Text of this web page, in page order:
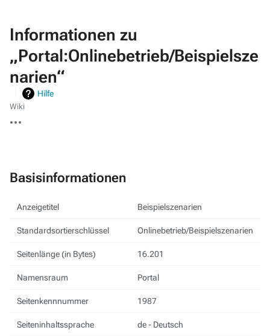
Informationen zu
„Portal:Onlinebetrieb/Beispielsze
narien“
Hilfe
Wiki
Aktionen
Basisinformationen
Anzeigetitel Beispielszenarien
Standardsortierschlüssel Onlinebetrieb/Beispielszenarien
Seitenlänge (in Bytes) 16.201
Namensraum Portal
Seitenkennnummer 1987
Seiteninhaltssprache de - Deutsch